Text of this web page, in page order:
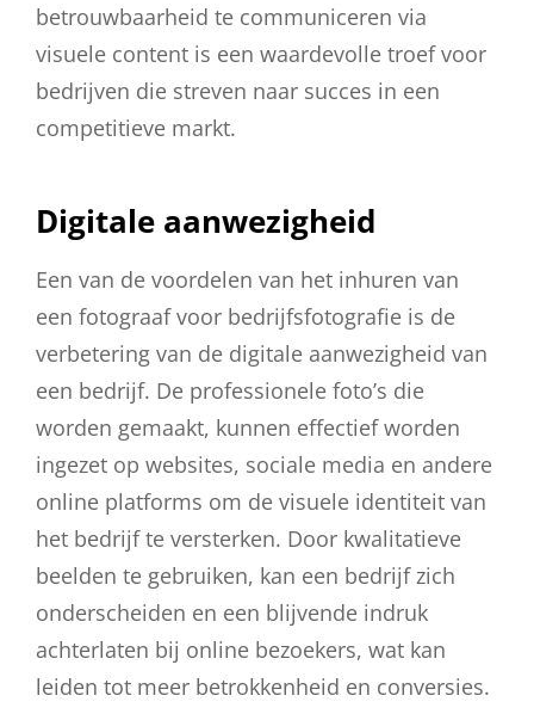
betrouwbaarheid te communiceren via
visuele content is een waardevolle troef voor
bedrijven die streven naar succes in een
competitieve markt.
Digitale aanwezigheid
Een van de voordelen van het inhuren van
een fotograaf voor bedrijfsfotografie is de
verbetering van de digitale aanwezigheid van
een bedrijf. De professionele foto’s die
worden gemaakt, kunnen effectief worden
ingezet op websites, sociale media en andere
online platforms om de visuele identiteit van
het bedrijf te versterken. Door kwalitatieve
beelden te gebruiken, kan een bedrijf zich
onderscheiden en een blijvende indruk
achterlaten bij online bezoekers, wat kan
leiden tot meer betrokkenheid en conversies.